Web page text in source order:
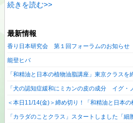
続きを読む>>
最新情報
香り日本研究会 第１回フォーラムのお知らせ
能登ヒバ
「和精油と日本の植物油脂講座」東京クラスを
「犬の認知症緩和にミカンの皮の成分 イグ・
＜本日11/14(金)＞締め切り！「和精油と日本
「カラダのことクラス」スタートしました「細